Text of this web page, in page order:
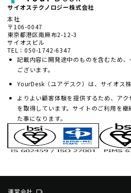
サイオステクノロジー株式会社
本社
〒106-0047
東京都港区南麻布2-12-3
サイオスビル
TEL：050-1742-6347
記載内容に開発途中のものを含むため
ございます。
YourDesk（ユアデスク）は、サイオス
よりよい顧客体験を提供するため、ア
を取得しています。サイトのご利用を
た事になります。